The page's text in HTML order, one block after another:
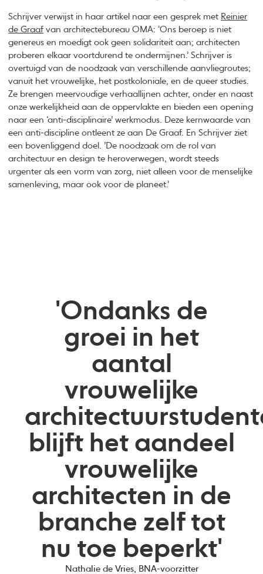
Schrijver verwijst in haar artikel naar een gesprek met Reinier
de Graaf van architectebureau OMA: ‘Ons beroep is niet
genereus en moedigt ook geen solidariteit aan; architecten
proberen elkaar voortdurend te ondermijnen.’ Schrijver is
overtuigd van de noodzaak van verschillende aanvliegroutes;
vanuit het vrouwelijke, het postkoloniale, en de queer studies.
Ze brengen meervoudige verhaallijnen achter, onder en naast
onze werkelijkheid aan de oppervlakte en bieden een opening
naar een ‘anti-disciplinaire’ werkmodus. Deze kernwaarde van
een anti-discipline ontleent ze aan De Graaf. En Schrijver ziet
een bovenliggend doel. ’De noodzaak om de rol van
architectuur en design te heroverwegen, wordt steeds
urgenter als een vorm van zorg, niet alleen voor de menselijke
samenleving, maar ook voor de planeet.’
'Ondanks de
groei in het
aantal
vrouwelijke
blijft het aandeel
vrouwelijke
architecten in de
branche zelf tot
nu toe beperkt'
Nathalie de Vries, BNA-voorzitter